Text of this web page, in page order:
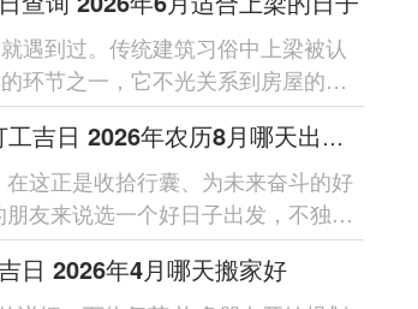
遇到过。传统建筑习俗中上梁被认
环节之一，它不光关系到房屋的结
旺、...
2026年农历八月出门打工吉日 2026年农历8月哪天出门好
这正是收拾行囊、为未来奋斗的好
友来说选一个好日子出发，不独…
日 2026年4月哪天搬家好